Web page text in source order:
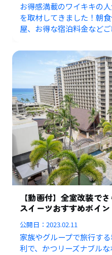
お得感満載のワイキキの
を取材してきました！朝
屋、お得な宿泊料金などご
【動画付】全室改装で
スイーツおすすめポイン
公開日：2023.02.11
家族やグループで旅行す
利で、かつリーズナブル